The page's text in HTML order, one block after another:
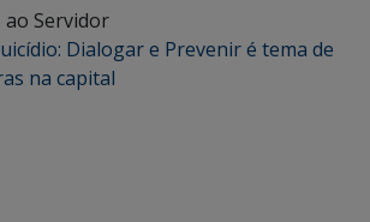
Servidor
Dialogar e Prevenir é tema de
na capital